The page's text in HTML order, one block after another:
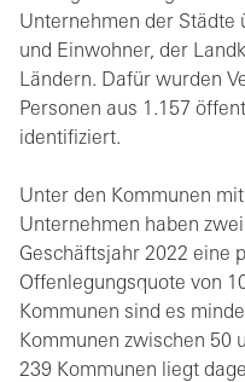
Unternehmen der Städte
und Einwohner, der
Ländern. Dafür wurden
Personen aus 1.157
identifiziert.
Unter den Kommunen
Unternehmen haben
Geschäftsjahr 2022 eine
Offenlegungsquote von
Kommunen sind es
Kommunen zwischen 50
239 Kommunen liegt